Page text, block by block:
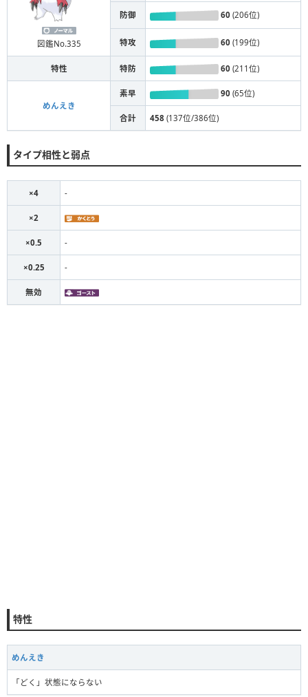
図鑑No.335
防御 60 (206位)
特攻 60 (199位)
特性 特防 60 (211位)
めんえき
素早 90 (65位)
合計 458 (137位/386位)
タイプ相性と弱点
×4 -
×2
×0.5 -
×0.25 -
無効
特性
めんえき
「どく」状態にならない